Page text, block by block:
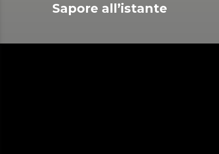
Sapore all’istante